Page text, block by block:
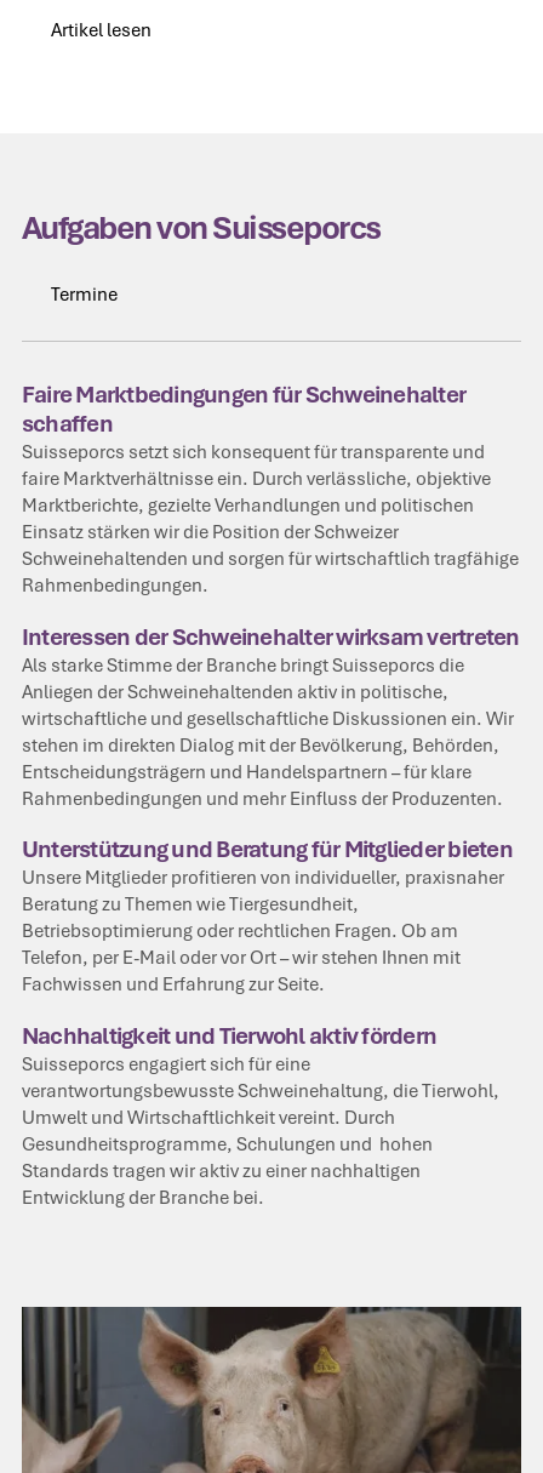
Artikel lesen
Aufgaben von Suisseporcs
Termine
Faire Marktbedingungen für Schweinehalter
schaffen
Suisseporcs setzt sich konsequent für transparente und
faire Marktverhältnisse ein. Durch verlässliche, objektive
Marktberichte, gezielte Verhandlungen und politischen
Einsatz stärken wir die Position der Schweizer
Schweinehaltenden und sorgen für wirtschaftlich tragfähige
Rahmenbedingungen.
Interessen der Schweinehalter wirksam vertreten
Als starke Stimme der Branche bringt Suisseporcs die
Anliegen der Schweinehaltenden aktiv in politische,
wirtschaftliche und gesellschaftliche Diskussionen ein. Wir
stehen im direkten Dialog mit der Bevölkerung, Behörden,
Entscheidungsträgern und Handelspartnern – für klare
Rahmenbedingungen und mehr Einfluss der Produzenten.
Unterstützung und Beratung für Mitglieder bieten
Unsere Mitglieder profitieren von individueller, praxisnaher
Beratung zu Themen wie Tiergesundheit,
Betriebsoptimierung oder rechtlichen Fragen. Ob am
Telefon, per E-Mail oder vor Ort – wir stehen Ihnen mit
Fachwissen und Erfahrung zur Seite.
Nachhaltigkeit und Tierwohl aktiv fördern
Suisseporcs engagiert sich für eine
verantwortungsbewusste Schweinehaltung, die Tierwohl,
Umwelt und Wirtschaftlichkeit vereint. Durch
Gesundheitsprogramme, Schulungen und hohen
Standards tragen wir aktiv zu einer nachhaltigen
Entwicklung der Branche bei.